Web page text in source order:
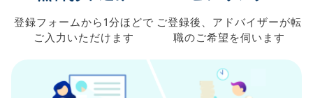
登録フォームから 1分ほどで
ご入力 いただけます
ご登録後、 アドバイザーが転
職のご希望を伺います